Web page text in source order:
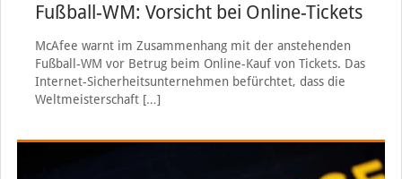
Fußball-WM: Vorsicht bei Online-Tickets
McAfee warnt im Zusammenhang mit der anstehenden
Fußball-WM vor Betrug beim Online-Kauf von Tickets. Das
Internet-Sicherheitsunternehmen befürchtet, dass die
Weltmeisterschaft[…]